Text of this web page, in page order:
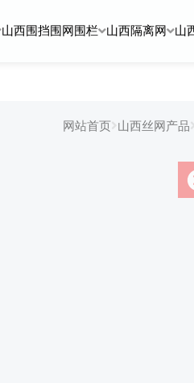
山西围挡围网围栏 山西隔离网 山
网站首页 山西丝网产品